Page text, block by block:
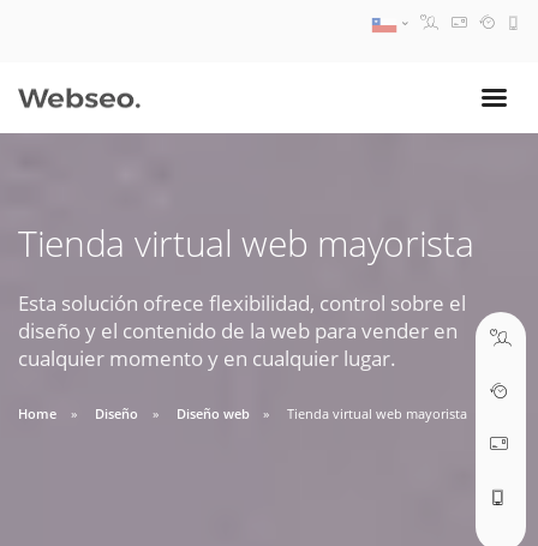
Tienda virtual web mayorista
Esta solución ofrece flexibilidad, control sobre el
diseño y el contenido de la web para vender en
cualquier momento y en cualquier lugar.
Home Diseño Diseño web Tienda virtual web mayorista
09:30 AM A 18:30 PM
soporte@webseo.cl
ABRIR TICKET